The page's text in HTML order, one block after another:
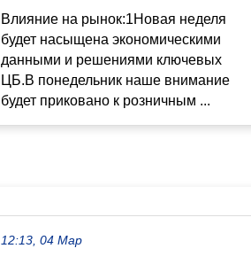
Влияние на рынок:1Новая неделя
будет насыщена экономическими
данными и решениями ключевых
ЦБ.В понедельник наше внимание
будет приковано к розничным ...
12:13, 04 Мар